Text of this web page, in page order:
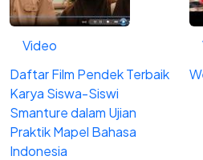
Video
Daftar Film Pendek Terbaik
Karya Siswa-Siswi
Smanture dalam Ujian
Praktik Mapel Bahasa
Indonesia